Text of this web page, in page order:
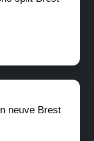
neuve Brest